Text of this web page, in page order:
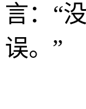
言：“
误。”